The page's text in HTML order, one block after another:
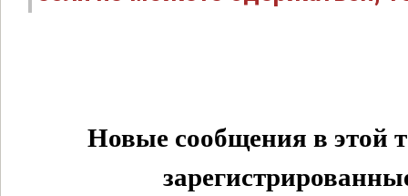
Новые сообщения в этой